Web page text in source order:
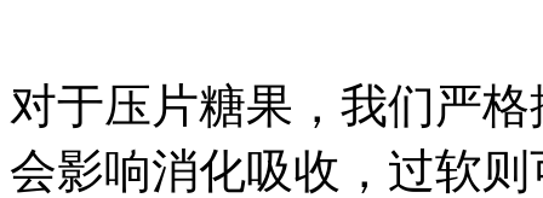
对于压片糖果，我们严
会影响消化吸收，过软